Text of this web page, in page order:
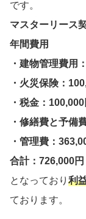
です。
マスターリース
年間費用
・建物管理費用
・火災保険：
・税金：100,000
・修繕費と予備
・管理費：
合計：726,000円
となっており 利
ております。